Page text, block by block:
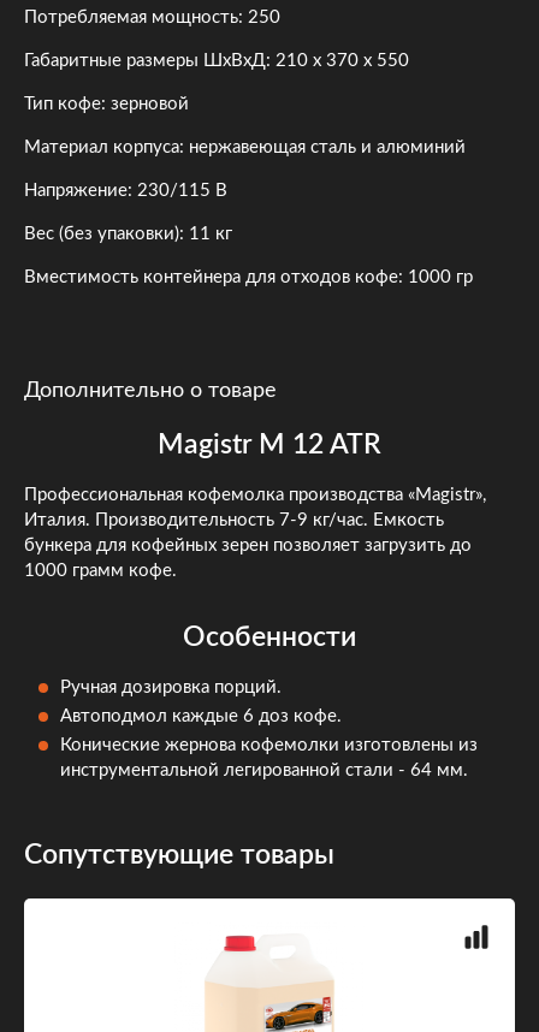
Потребляемая мощность: 250
Габаритные размеры ШхВхД: 210 х 370 х 550
Тип кофе: зерновой
Материал корпуса: нержавеющая сталь и алюминий
Напряжение: 230/115 В
Вес (без упаковки): 11 кг
Вместимость контейнера для отходов кофе: 1000 гр
Дополнительно о товаре
Magistr M 12 ATR
Профессиональная кофемолка производства «Magistr»,
Италия. Производительность 7-9 кг/час. Емкость
бункера для кофейных зерен позволяет загрузить до
1000 грамм кофе.
Особенности
Ручная дозировка порций.
Автоподмол каждые 6 доз кофе.
Конические жернова кофемолки изготовлены из
инструментальной легированной стали - 64 мм.
Сопутствующие товары